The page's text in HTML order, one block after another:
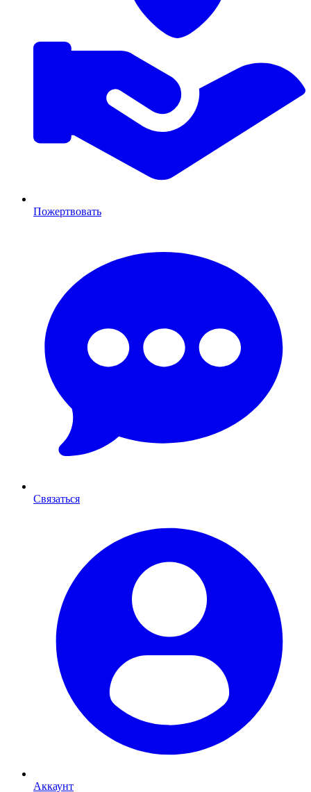
Пожертвовать
Связаться
Аккаунт